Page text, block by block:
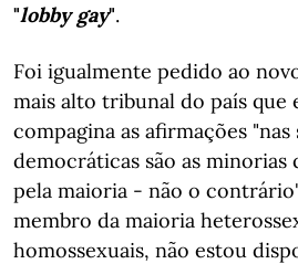
"lobby gay".
Foi igualmente pedido ao
mais alto tribunal do país que
compagina as afirmações "nas
democráticas são as minorias
pela maioria - não o
membro da maioria
homossexuais, não estou